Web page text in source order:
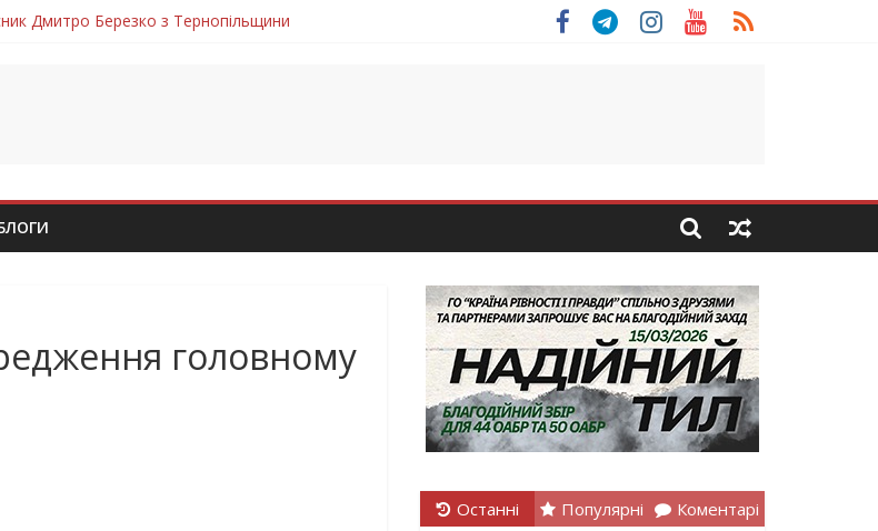
Дмитро Березко з Тернопільщини
Федів повертається до рідного дому «на щиті»
повертається воїн Володимир Паламарчук
додому повертається захисник Михайло Скоробогатий з Тернопільщини
головному
Останні Популярні Коментарі